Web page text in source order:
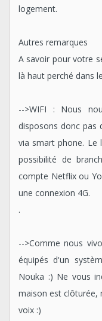
logement.
Autres remarques
A savoir pour votre
là haut perché dans
-->WIFI : Nous
disposons donc pas
via smart phone. Le
possibilité de
compte Netflix ou
une connexion 4G.
.
-->Comme nous
équipés d'un
Nouka :) Ne vous
maison est clôturée,
voix :)